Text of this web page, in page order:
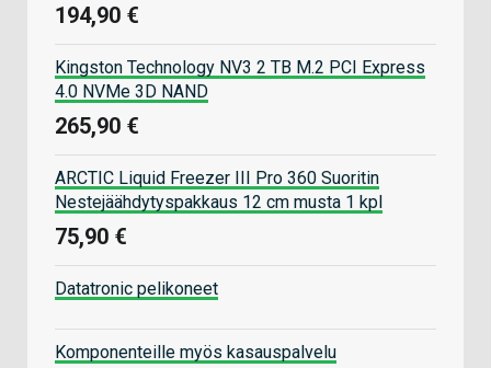
194,90 €
Kingston Technology NV3 2 TB M.2 PCI Express
4.0 NVMe 3D NAND
265,90 €
ARCTIC Liquid Freezer III Pro 360 Suoritin
Nestejäähdytyspakkaus 12 cm musta 1 kpl
75,90 €
Datatronic pelikoneet
Komponenteille myös kasauspalvelu